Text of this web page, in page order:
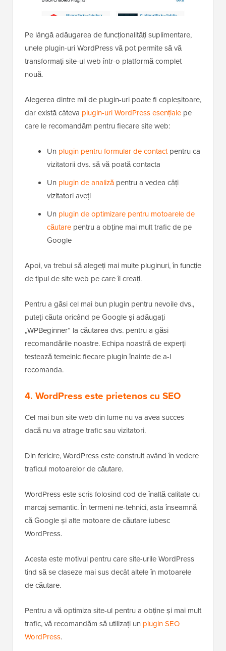
Pe lângă adăugarea de funcționalități suplimentare,
unele plugin-uri WordPress vă pot permite să vă
transformați site-ul web într-o platformă complet
nouă.
Alegerea dintre mii de plugin-uri poate fi copleșitoare,
dar există câteva plugin-uri WordPress esențiale pe
care le recomandăm pentru fiecare site web:
Un plugin pentru formular de contactpentru ca
vizitatorii dvs. să vă poată contacta
Un plugin de analizăpentru a vedea câți
vizitatori aveți
Un plugin de optimizare pentru motoarele de
căutare pentru a obține mai mult trafic de pe
Google
Apoi, va trebui să alegeți mai multe pluginuri, în funcție
de tipul de site web pe care îl creați.
Pentru a găsi cel mai bun plugin pentru nevoile dvs.,
puteți căuta oricând pe Google și adăugați
„WPBeginner” la căutarea dvs. pentru a găsi
recomandările noastre. Echipa noastră de experți
testează temeinic fiecare plugin înainte de a-l
recomanda.
4. WordPress este prietenos cu SEO
Cel mai bun site web din lume nu va avea succes
dacă nu va atrage trafic sau vizitatori.
Din fericire, WordPress este construit având în vedere
traficul motoarelor de căutare.
WordPress este scris folosind cod de înaltă calitate cu
marcaj semantic. În termeni ne-tehnici, asta înseamnă
că Google și alte motoare de căutare iubesc
WordPress.
Acesta este motivul pentru care site-urile WordPress
tind să se claseze mai sus decât altele în motoarele
de căutare.
Pentru a vă optimiza site-ul pentru a obține și mai mult
trafic, vă recomandăm să utilizați un plugin SEO
WordPress.